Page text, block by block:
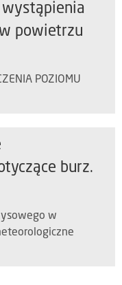
powietrzu
POZIOMU
burz.
w